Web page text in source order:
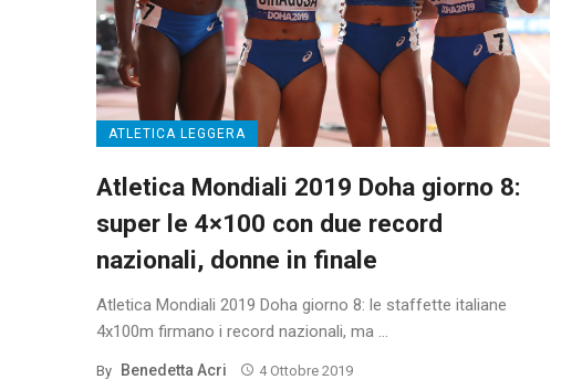
ATLETICA LEGGERA
Atletica Mondiali 2019 Doha giorno 8:
super le 4×100 con due record
nazionali, donne in finale
Atletica Mondiali 2019 Doha giorno 8: le staffette italiane
4x100m firmano i record nazionali, ma ...
By Benedetta Acri 4 Ottobre 2019